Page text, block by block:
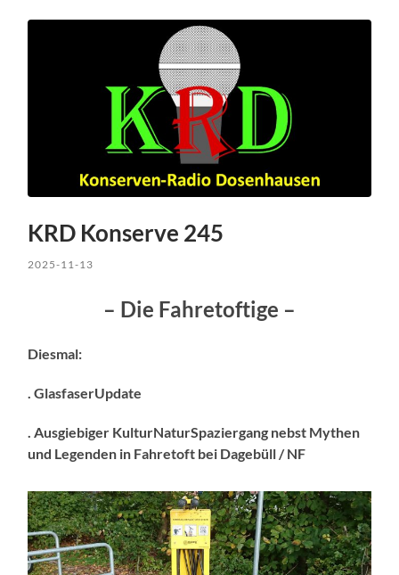
KRD Konserve 245
2025-11-13
– Die Fahretoftige –
Diesmal:
. GlasfaserUpdate
.Ausgiebiger KulturNaturSpaziergang nebst Mythen
und Legenden in Fahretoft bei Dagebüll / NF